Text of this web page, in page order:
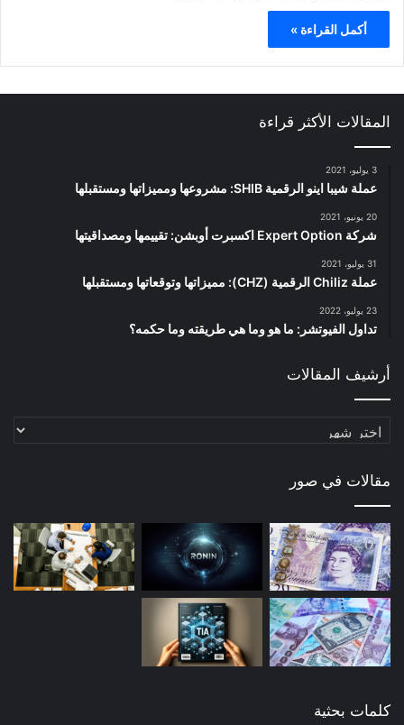
أكمل القراءة »
المقالات الأكثر قراءة
3 يوليو، 2021
عملة شيبا اينو الرقمية SHIB: مشروعها ومميزاتها ومستقبلها
20 يونيو، 2021
شركة Expert Option اكسبرت أوبشن: تقييمها ومصداقيتها
31 يوليو، 2021
عملة Chiliz الرقمية (CHZ): مميزاتها وتوقعاتها ومستقبلها
23 يوليو، 2022
تداول الفيوتشر: ما هو وما هي طريقته وما حكمه؟
أرشيف المقالات
أرشيف
مقالات في صور
كلمات بحثية